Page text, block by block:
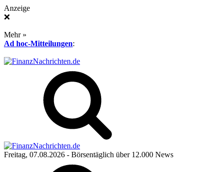
Anzeige
❌
Mehr »
Ad hoc-Mitteilungen:
Freitag, 07.08.2026 - Börsentäglich über 12.000 News